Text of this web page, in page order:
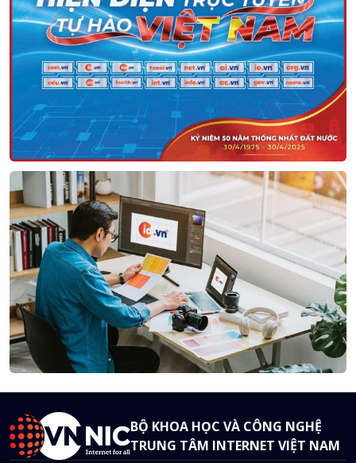
BỘ KHOA HỌC VÀ CÔNG NGHỆ
TRUNG TÂM INTERNET VIỆT NAM